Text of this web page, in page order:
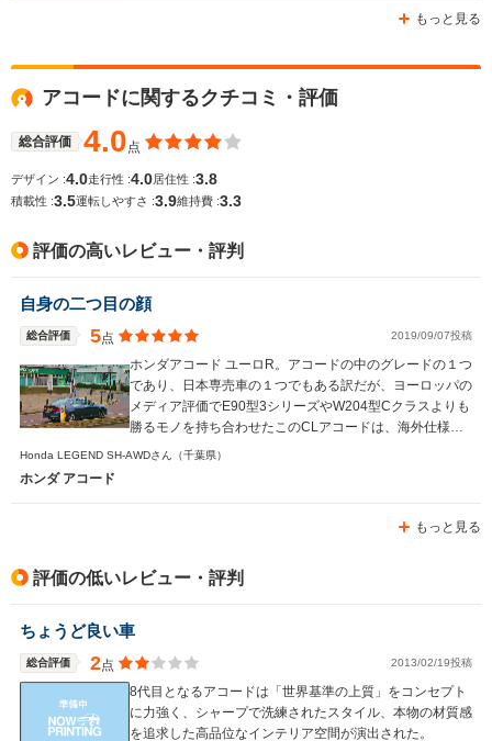
WLTCモード
燃費
もっと見る
アコードに関するクチコミ・評価
総合評価 4.0点
デザイン :4.0走行性 :4.0居住性 :3.8
積載性 :3.5運転しやすさ :3.9維持費 :3.3
評価の高いレビュー・評判
自身の二つ目の顔
総合評価 5点 2019/09/07投稿
ホンダアコード ユーロR。アコードの中のグレードの１つ
であり、日本専売車の１つでもある訳だが、ヨーロッパの
メディア評価でE90型3シリーズやW204型Cクラスよりも
勝るモノを持ち合わせたこのCLアコードは、海外仕様の
コンセプトがそうであったように現代のDセグメント高級
ッシュアップをかけたパーツを展開する無限やモデューロ
は無限の物も少しずつ変えて愛用している。 社外品は特
に外観が安っぽく様変わりしてしまうのでお奨めしない。
ダも是非こんな上品なルックスで熱い情熱の籠ったスペッ
クを持ち合わすスポーツラグジュアリーセダンを再び作っ
Honda LEGEND SH-AWDさん （千葉県）
ホンダ アコード
もっと見る
評価の低いレビュー・評判
ちょうど良い車
総合評価 2点 2013/02/19投稿
8代目となるアコードは「世界基準の上質」をコンセプト
に力強く、シャープで洗練されたスタイル、本物の材質感
を追求した高品位なインテリア空間が演出された。